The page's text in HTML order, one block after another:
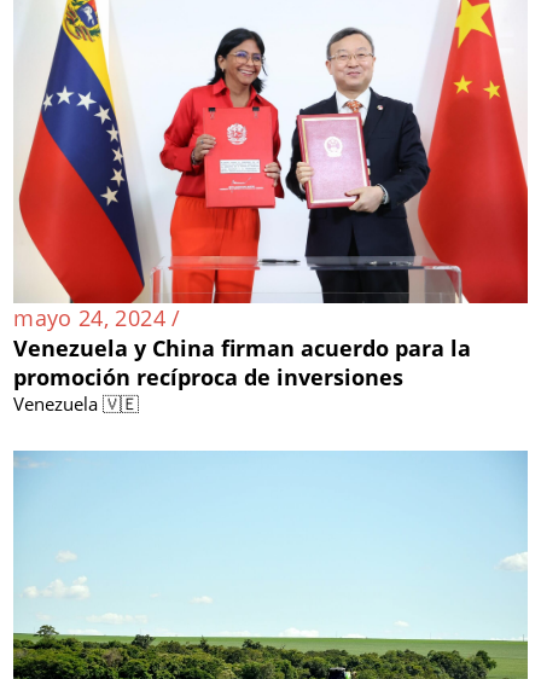
mayo 24, 2024 /
Venezuela y China firman acuerdo para la
promoción recíproca de inversiones
Venezuela 🇻🇪